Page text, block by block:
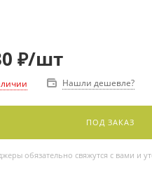
₽/шт
Нашли дешевле?
ПОД ЗАКАЗ
обязательно свяжутся с вами и